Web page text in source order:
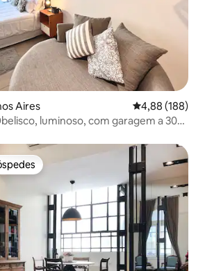
Aires 4,88 de uma
4,88 (188)
luminoso, com garagem a 30
dos hóspedes